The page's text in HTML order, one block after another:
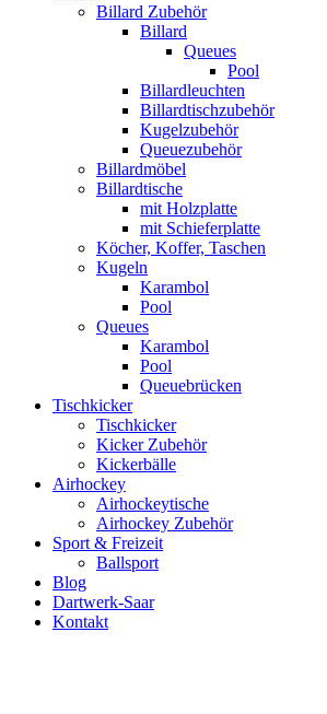
Billard Zubehör
Billard
Queues
Pool
Billardleuchten
Billardtischzubehör
Kugelzubehör
Queuezubehör
Billardmöbel
Billardtische
mit Holzplatte
mit Schieferplatte
Köcher, Koffer, Taschen
Kugeln
Karambol
Pool
Queues
Karambol
Pool
Queuebrücken
Tischkicker
Tischkicker
Kicker Zubehör
Kickerbälle
Airhockey
Airhockeytische
Airhockey Zubehör
Sport & Freizeit
Ballsport
Blog
Dartwerk-Saar
Kontakt